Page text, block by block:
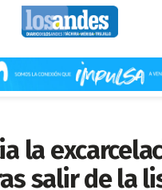
la
salir de la